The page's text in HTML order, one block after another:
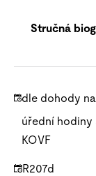
Stručná
dle dohody
úřední hodiny
KOVF
R207d